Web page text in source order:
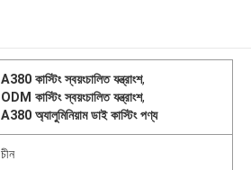
A380 কাস্টিং স্বয়ংচালিত যন্ত্রাংশ,
ODM কাস্টিং স্বয়ংচালিত যন্ত্রাংশ,
A380 অ্যালুমিনিয়াম ডাই কাস্টিং পণ্য
চীন